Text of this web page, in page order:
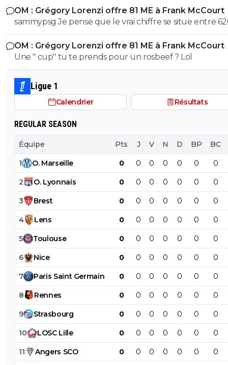
OM : Grégory Lorenzi offre 81 ME à Frank McCourt
sammypsg Je pense que le vrai chiffre se situe entre
700 M
OM : Grégory Lorenzi offre 81 ME à Frank McCourt
Une " cup" tu te prends pour un rosbeef ? Lol
Ligue 1
Calendrier Résultats
REGULAR SEASON
Équipe Pts J V N D BP BC
1 O. Marseille 0 0 0 0 0 0 0
2 O. Lyonnais 0 0 0 0 0 0 0
3 Brest 0 0 0 0 0 0 0
4 Lens 0 0 0 0 0 0 0
5 Toulouse 0 0 0 0 0 0 0
6 Nice 0 0 0 0 0 0 0
7 Paris Saint Germain 0 0 0 0 0 0 0
8 Rennes 0 0 0 0 0 0 0
9 Strasbourg 0 0 0 0 0 0 0
10 LOSC Lille 0 0 0 0 0 0 0
11 Angers SCO 0 0 0 0 0 0 0